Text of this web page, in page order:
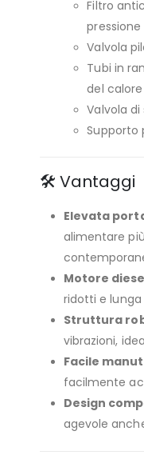
Filtro
Valvola
Tubi in
del calore
Valvola
Supporto
🛠️ Vantaggi
Elevata
alimentare
Motore
ridotti e
Struttura
vibrazioni,
Facile
facilmente
Design
agevole